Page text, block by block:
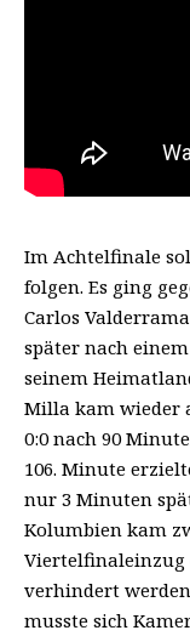
Im Achtelfinale
folgen. Es ging
Carlos
später nach
seinem
Milla kam wieder
0:0 nach 90
106. Minute
nur 3 Minuten
Kolumbien kam
verhindert
musste sich